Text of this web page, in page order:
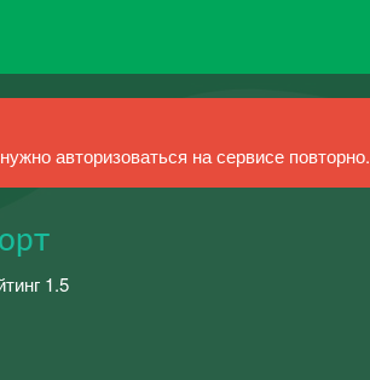
авторизоваться на сервисе повторно.
1.5